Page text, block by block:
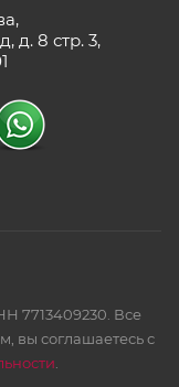
д. 8 стр. 3,
7713409230. Все
вы соглашаетесь с
.